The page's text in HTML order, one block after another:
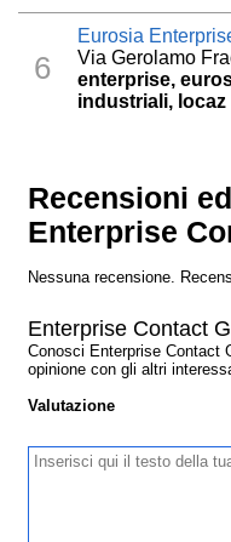
6
Eurosia
Via Gerolamo
enterprise,
industriali, locaz
Recensioni
Enterprise
Nessuna recensione.
Enterprise Contact
Conosci Enterprise Contact
opinione con gli altri
Valutazione